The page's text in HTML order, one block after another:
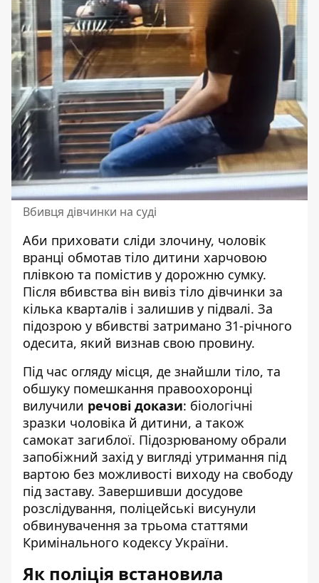
Вбивця дівчинки на суді
Аби приховати сліди злочину, чоловік
вранці обмотав тіло дитини харчовою
плівкою та помістив у дорожню сумку.
Після вбивства він вивіз тіло дівчинки за
кілька кварталів і залишив у підвалі. За
підозрою у вбивстві затримано 31-річного
одесита, який визнав свою провину.
Під час огляду місця, де знайшли тіло, та
обшуку помешкання правоохоронці
вилучили речові докази: біологічні
зразки чоловіка й дитини, а також
самокат загиблої. Підозрюваному обрали
запобіжний захід у вигляді утримання під
вартою без можливості виходу на свободу
під заставу. Завершивши досудове
розслідування, поліцейські висунули
обвинувачення за трьома статтями
Кримінального кодексу України.
Як поліція встановила